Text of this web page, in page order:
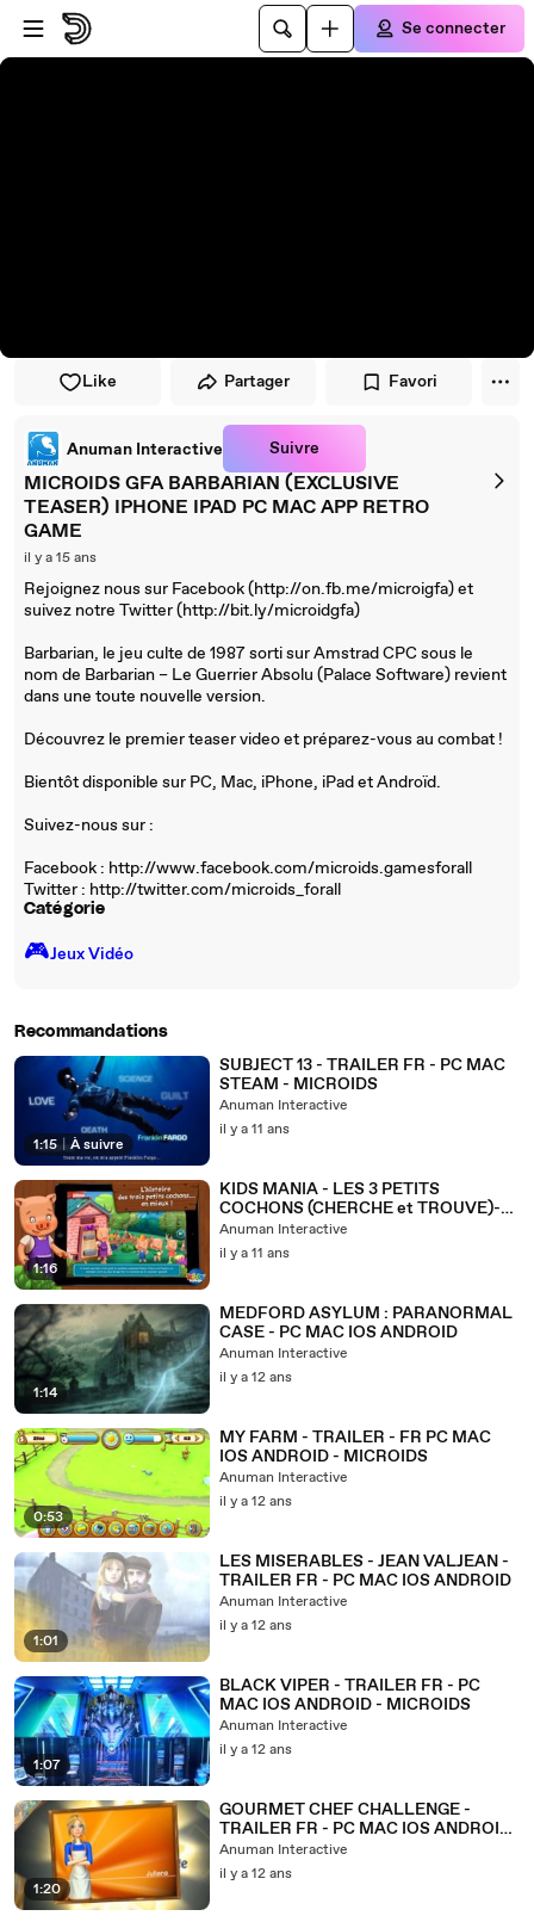
Passer au player
Passer au contenu principal
Se connecter
Like Partager Favori
Anuman Interactive Suivre
MICROIDS GFA BARBARIAN (EXCLUSIVE
TEASER) IPHONE IPAD PC MAC APP RETRO
GAME
il y a 15 ans
Rejoignez nous sur Facebook (http://on.fb.me/microigfa) et
suivez notre Twitter (http://bit.ly/microidgfa)
Barbarian, le jeu culte de 1987 sorti sur Amstrad CPC sous le
nom de Barbarian – Le Guerrier Absolu (Palace Software) revient
dans une toute nouvelle version.
Découvrez le premier teaser video et préparez-vous au combat !
Bientôt disponible sur PC, Mac, iPhone, iPad et Androïd.
Suivez-nous sur :
Facebook : http://www.facebook.com/microids.gamesforall
Twitter : http://twitter.com/microids_forall
Catégorie
🎮️Jeux Vidéo
Recommandations
1:15 À suivre
SUBJECT 13 - TRAILER FR - PC MAC
STEAM - MICROIDS
Anuman Interactive
il y a 11 ans
1:16
KIDS MANIA - LES 3 PETITS
COCHONS (CHERCHE et TROUVE)-
ANDROID APP IPHONE IPAD iOS
GOOGLE PLAY
Anuman Interactive
il y a 11 ans
1:14
MEDFORD ASYLUM : PARANORMAL
CASE - PC MAC IOS ANDROID
Anuman Interactive
il y a 12 ans
0:53
MY FARM - TRAILER - FR PC MAC
IOS ANDROID - MICROIDS
Anuman Interactive
il y a 12 ans
1:01
LES MISERABLES - JEAN VALJEAN -
TRAILER FR - PC MAC IOS ANDROID
Anuman Interactive
il y a 12 ans
1:07
BLACK VIPER - TRAILER FR - PC
MAC IOS ANDROID - MICROIDS
Anuman Interactive
il y a 12 ans
1:20
GOURMET CHEF CHALLENGE -
TRAILER FR - PC MAC IOS ANDROID
- MICROIDS
Anuman Interactive
il y a 12 ans